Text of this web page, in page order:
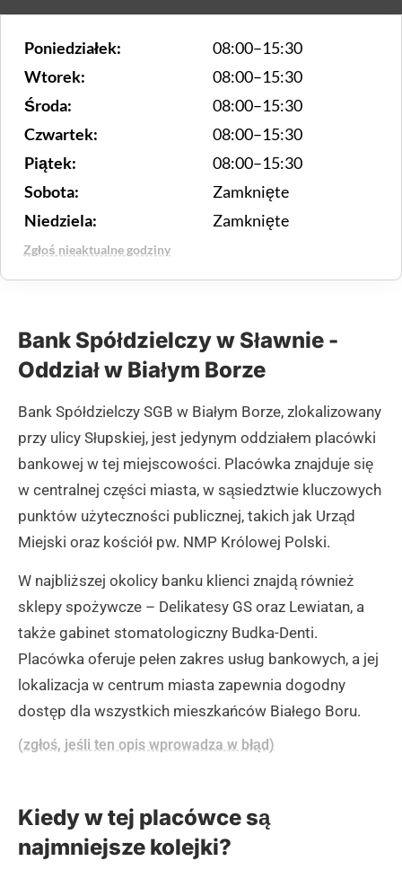
Poniedziałek:
08:00–15:30
Wtorek:
08:00–15:30
Środa:
08:00–15:30
Czwartek:
08:00–15:30
Piątek:
08:00–15:30
Sobota:
Zamknięte
Niedziela:
Zamknięte
Zgłoś nieaktualne godziny
Bank Spółdzielczy w Sławnie -
Oddział w Białym Borze
Bank Spółdzielczy SGB w Białym Borze, zlokalizowany
przy ulicy Słupskiej, jest jedynym oddziałem placówki
bankowej w tej miejscowości. Placówka znajduje się
w centralnej części miasta, w sąsiedztwie kluczowych
punktów użyteczności publicznej, takich jak Urząd
Miejski oraz kościół pw. NMP Królowej Polski.
W najbliższej okolicy banku klienci znajdą również
sklepy spożywcze – Delikatesy GS oraz Lewiatan, a
także gabinet stomatologiczny Budka-Denti.
Placówka oferuje pełen zakres usług bankowych, a jej
lokalizacja w centrum miasta zapewnia dogodny
dostęp dla wszystkich mieszkańców Białego Boru.
(zgłoś, jeśli ten opis wprowadza w błąd)
Kiedy w tej placówce są
najmniejsze kolejki?